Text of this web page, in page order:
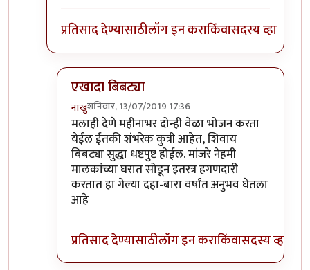
प्रतिसाद देण्यासाठीलॉग इन कराकिंवासदस्य व्हा
एखादा बिबट्या
नाखुशनिवार, 13/07/2019 17:36
In reply toपैबुवा, आगे बढोच! बाप्पू काकाby
मलाही देणे महीनाभर दोन्ही वेळा भोजन करता
येईल ईतकी शंभरेक कुत्री आहेत, शिवाय
बिबट्या सुद्धा धष्टपुष्ट होईल. मांजरे नेहमी
मालकांच्या घरात सोडून इतरत्र हगणदारी
करतात हा गेल्या दहा-बारा वर्षांत अनुभव घेतला
आहे
प्रतिसाद देण्यासाठीलॉग इन कराकिंवासदस्य व्हा